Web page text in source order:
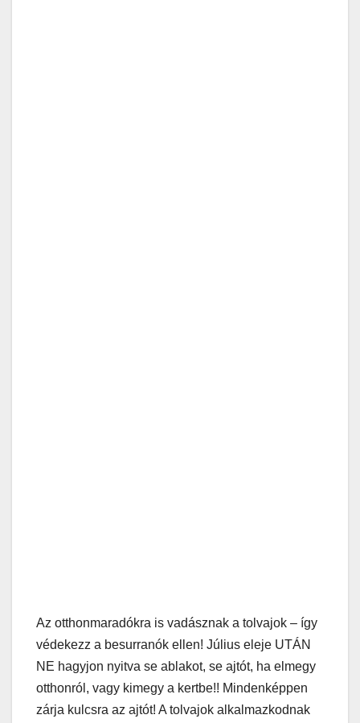
Az otthonmaradókra is vadásznak a tolvajok – így
védekezz a besurranók ellen! Július eleje UTÁN
NE hagyjon nyitva se ablakot, se ajtót, ha elmegy
otthonról, vagy kimegy a kertbe!! Mindenképpen
zárja kulcsra az ajtót! A tolvajok alkalmazkodnak